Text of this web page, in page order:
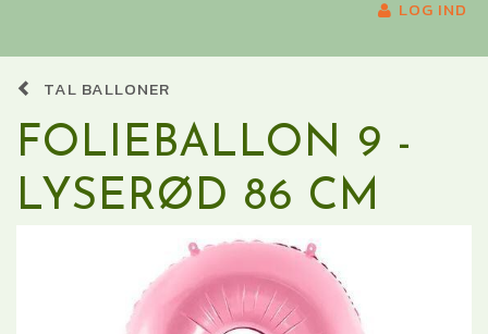
LOG IND
TAL BALLONER
FOLIEBALLON 9 -
LYSERØD 86 CM